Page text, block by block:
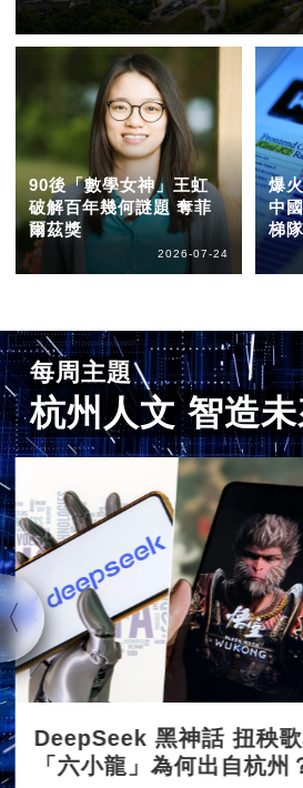
90後「數學女神」王虹
破解百年幾何謎題 奪菲
爾茲獎
2026-07-24
爆
中
梯隊
每周主題
杭州人文 智造
DeepSeek 黑神話 扭秧
「六小龍」為何出自杭州